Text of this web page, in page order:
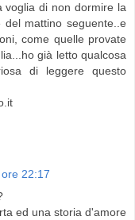
voglia di non dormire la
mattino seguente..e
come quelle provate
già letto qualcosa
di leggere questo
22:17
ed una storia d'amore